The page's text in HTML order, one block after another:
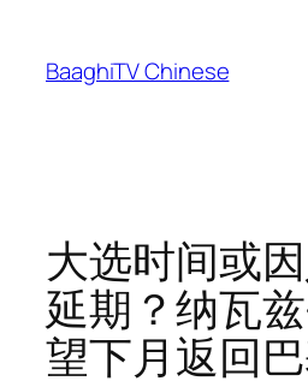
content
BaaghiTV Chinese
大选时间或
延期？纳瓦
望下月返回